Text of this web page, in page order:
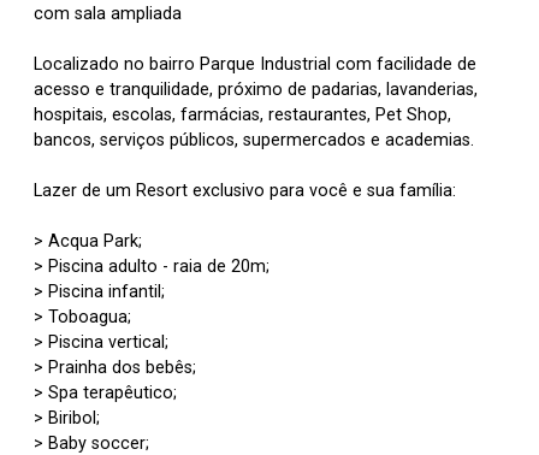
com sala ampliada
Localizado no bairro Parque Industrial com facilidade de
acesso e tranquilidade, próximo de padarias, lavanderias,
hospitais, escolas, farmácias, restaurantes, Pet Shop,
bancos, serviços públicos, supermercados e academias.
Lazer de um Resort exclusivo para você e sua família:
> Acqua Park;
> Piscina adulto - raia de 20m;
> Piscina infantil;
> Toboagua;
> Piscina vertical;
> Prainha dos bebês;
> Spa terapêutico;
> Biribol;
> Baby soccer;